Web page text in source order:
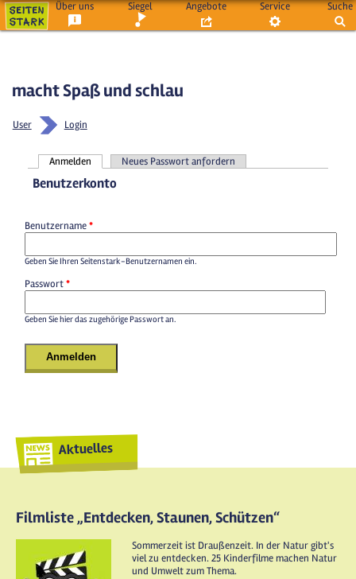
Über uns Siegel Angebote Service Suche
macht Spaß und schlau
User Login
Haupt-Reiter
Anmelden Neues Passwort anfordern
Benutzerkonto
Benutzername*
Geben Sie Ihren Seitenstark-Benutzernamen ein.
Passwort*
Geben Sie hier das zugehörige Passwort an.
Aktuelles
Filmliste „Entdecken, Staunen, Schützen“
Sommerzeit ist Draußenzeit. In der Natur gibt's
viel zu entdecken. 25 Kinderfilme machen Natur
und Umwelt zum Thema.